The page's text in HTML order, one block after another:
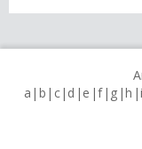
a b c d e f g h i